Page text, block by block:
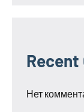
Recent
Нет